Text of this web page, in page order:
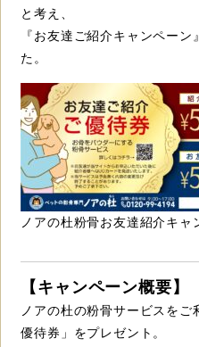
と考え、
『お友達ご紹介キャンペー
た。
ノアの杜粉骨お友達紹介キャ
【キャンペーン概要】
ノアの杜の粉骨サービスを
優待券」をプレゼント。